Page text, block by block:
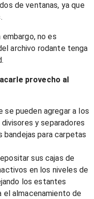
de ventanas, ya que
embargo, no es
archivo rodante tenga
provecho al
se pueden agregar a los
y separadores
bandejas para carpetas
sus cajas de
en los niveles de
los estantes
el almacenamiento de